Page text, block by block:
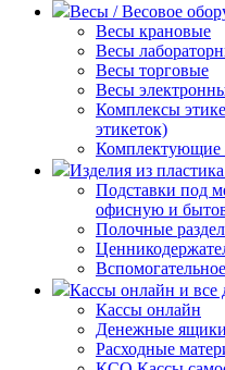
Весы / Весовое
Весы крановые
Весы
Весы торговые
Весы
Комплексы
этикеток)
Комплектующие
Изделия из
Подставки под
офисную и
Полочные
Кассы онлайн и все
Кассы онлайн
Денежные ящики
Расходные